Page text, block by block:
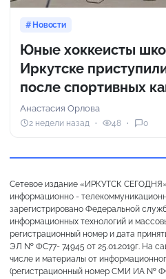
Новости
Юные хоккеисты
Иркутске
после спортивных
Анастасия Орлова
2 недели назад 48 0
Сетевое издание «ИРКУТСК
информационно -
зарегистрировано Федеральной
информационных технологий и
регистрационный номер и дата
ЭЛ № ФС77- 74945 от 25.01.2019г. На
числе и материалы от
(регистрационный номер СМИ ИА №